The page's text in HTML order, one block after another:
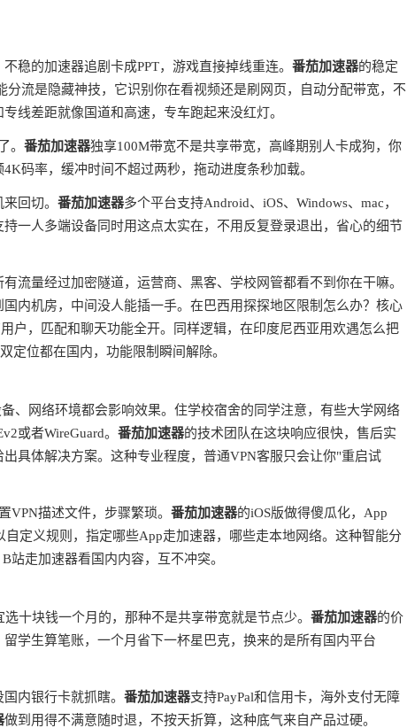
稳的加速器追剧卡成PPT，游戏直接掉线重连。 番茄加速器的稳定
流是隐藏神技，它识别你在看视频还是刷网页，自动分配带宽，不
线差距就像国道和高速，专车跑起来没红灯。
。 番茄加速器独享100M带宽不是共享带宽，高峰期别人卡成狗，你
码率，缓冲时间不超过两秒，拖动进度条秒加载。
回切。 番茄加速器多个平台支持Android、iOS、Windows、mac，
一人多端设备同时用这点太实在，不用反复登录退出，省心的细节
流量经过加密隧道，运营商、黑客、学校网管都看不到你在干嘛。
内机房，中间没人能插一手。在巴西用探探地区限制怎么办？核心
户，匹配和聊天功能全开。同样逻辑，在印度尼西亚用欢遇怎么把
定位都在国内，功能限制瞬间解除。
、网络环境都会影响效果。住学校宿舍的同学注意，有些大学网络
或者WireGuard。 番茄加速器的技术团队在这块响应很快，售后实
具体解决方案。这种专业程度，普通VPN客服只会让你"重启试
VPN描述文件，步骤繁琐。 番茄加速器的iOS版做得傻瓜化，App
定义规则，指定哪些App走加速器，哪些走本地网络。这种智能分
站走加速器看国内内容，互不冲突。
十块钱一个月的，那种不是共享带宽就是节点少。 番茄加速器的价
学生算笔账，一个月省下一杯星巴克，换来的是所有国内平台
内银行卡就抓瞎。 番茄加速器支持PayPal和信用卡，海外支付无障
做到用得不满意随时退，不按天折算，这种底气来自产品过硬。